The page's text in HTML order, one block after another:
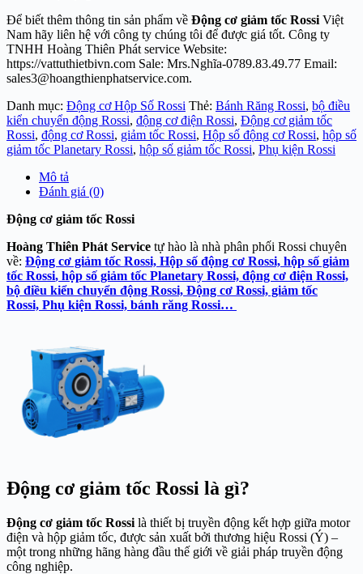
Để biết thêm thông tin sản phẩm về Động cơ giảm tốc Rossi Việt
Nam hãy liên hệ với công ty chúng tôi để được giá tốt. Công ty
TNHH Hoàng Thiên Phát service Website:
https://vattuthietbivn.com Sale: Mrs.Nghĩa-0789.83.49.77 Email:
sales3@hoangthienphatservice.com.
Danh mục: Động cơ Hộp Số Rossi Thẻ: Bánh Răng Rossi, bộ điều
kiển chuyển động Rossi, động cơ điện Rossi, Động cơ giảm tốc
Rossi, động cơ Rossi, giảm tốc Rossi, Hộp số động cơ Rossi, hộp số
giảm tốc Planetary Rossi, hộp số giảm tốc Rossi, Phụ kiện Rossi
Mô tả
Đánh giá (0)
Động cơ giảm tốc Rossi
Hoàng Thiên Phát Service tự hào là nhà phân phối Rossi chuyên
về: Động cơ giảm tốc Rossi, Hộp số động cơ Rossi, hộp số giảm
tốc Rossi, hộp số giảm tốc Planetary Rossi, động cơ điện Rossi,
bộ điều kiển chuyển động Rossi, Động cơ Rossi, giảm tốc
Rossi, Phụ kiện Rossi, bánh răng Rossi…
Động cơ giảm tốc Rossi là gì?
Động cơ giảm tốc Rossi là thiết bị truyền động kết hợp giữa motor
điện và hộp giảm tốc, được sản xuất bởi thương hiệu Rossi (Ý) –
một trong những hãng hàng đầu thế giới về giải pháp truyền động
công nghiệp.